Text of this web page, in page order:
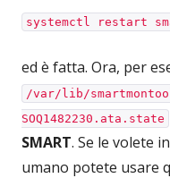
systemctl restart
ed è fatta. Ora, per
/var/lib/
SOQ1482230.ata.state
SMART. Se le volete
umano potete usare